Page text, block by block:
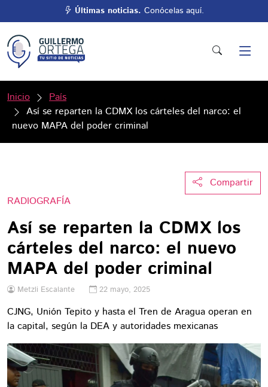
Últimas noticias. Conócelas aquí.
Inicio
País
Así se reparten la CDMX los cárteles del narco: el
nuevo MAPA del poder criminal
Compartir
RADIOGRAFÍA
Así se reparten la CDMX los
cárteles del narco: el nuevo
MAPA del poder criminal
Metzli Escalante 22 mayo, 2025
CJNG, Unión Tepito y hasta el Tren de Aragua operan en
la capital, según la DEA y autoridades mexicanas